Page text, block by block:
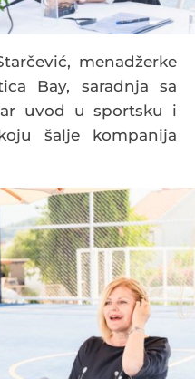
menadžerke
Bay, saradnja sa
uvod u sportsku i
šalje kompanija